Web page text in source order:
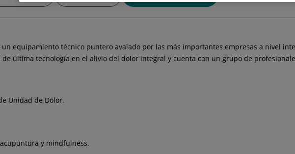
equipamiento técnico puntero avalado por las más importantes empresas a nivel
última tecnología en el alivio del dolor integral y cuenta con un grupo de
Unidad de Dolor.
y mindfulness.